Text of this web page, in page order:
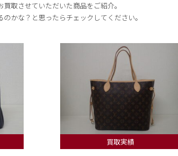
買取させていただいた商品をご紹介。
のかな？ と思ったらチェックしてください。
買取実績